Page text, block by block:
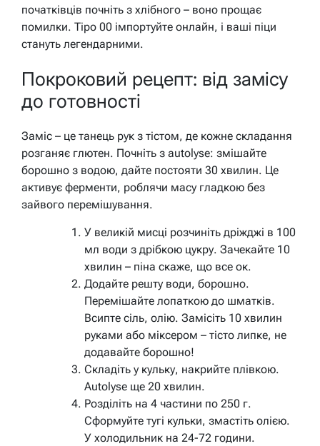
початківців почніть з хлібного – воно прощає
помилки. Tipo 00 імпортуйте онлайн, і ваші піци
стануть легендарними.
Покроковий рецепт: від замісу
до готовності
Заміс – це танець рук з тістом, де кожне складання
розганяє глютен. Почніть з autolyse: змішайте
борошно з водою, дайте постояти 30 хвилин. Це
активує ферменти, роблячи масу гладкою без
зайвого перемішування.
У великій мисці розчиніть дріжджі в 100
мл води з дрібкою цукру. Зачекайте 10
хвилин – піна скаже, що все ок.
Додайте решту води, борошно.
Перемішайте лопаткою до шматків.
Всипте сіль, олію. Замісіть 10 хвилин
руками або міксером – тісто липке, не
додавайте борошно!
Складіть у кульку, накрийте плівкою.
Autolyse ще 20 хвилин.
Розділіть на 4 частини по 250 г.
Сформуйте тугі кульки, змастіть олією.
У холодильник на 24-72 години.